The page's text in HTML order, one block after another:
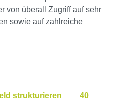
von überall Zugriff auf sehr
sowie auf zahlreiche
strukturieren 40